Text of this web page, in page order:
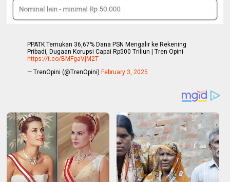
PPATK Temukan 36,67% Dana PSN Mengalir ke Rekening
Pribadi, Dugaan Korupsi Capai Rp500 Triliun | Tren Opini
https://t.co/BMFgaVjM2T
— TrenOpini (@TrenOpini) February 3, 2025